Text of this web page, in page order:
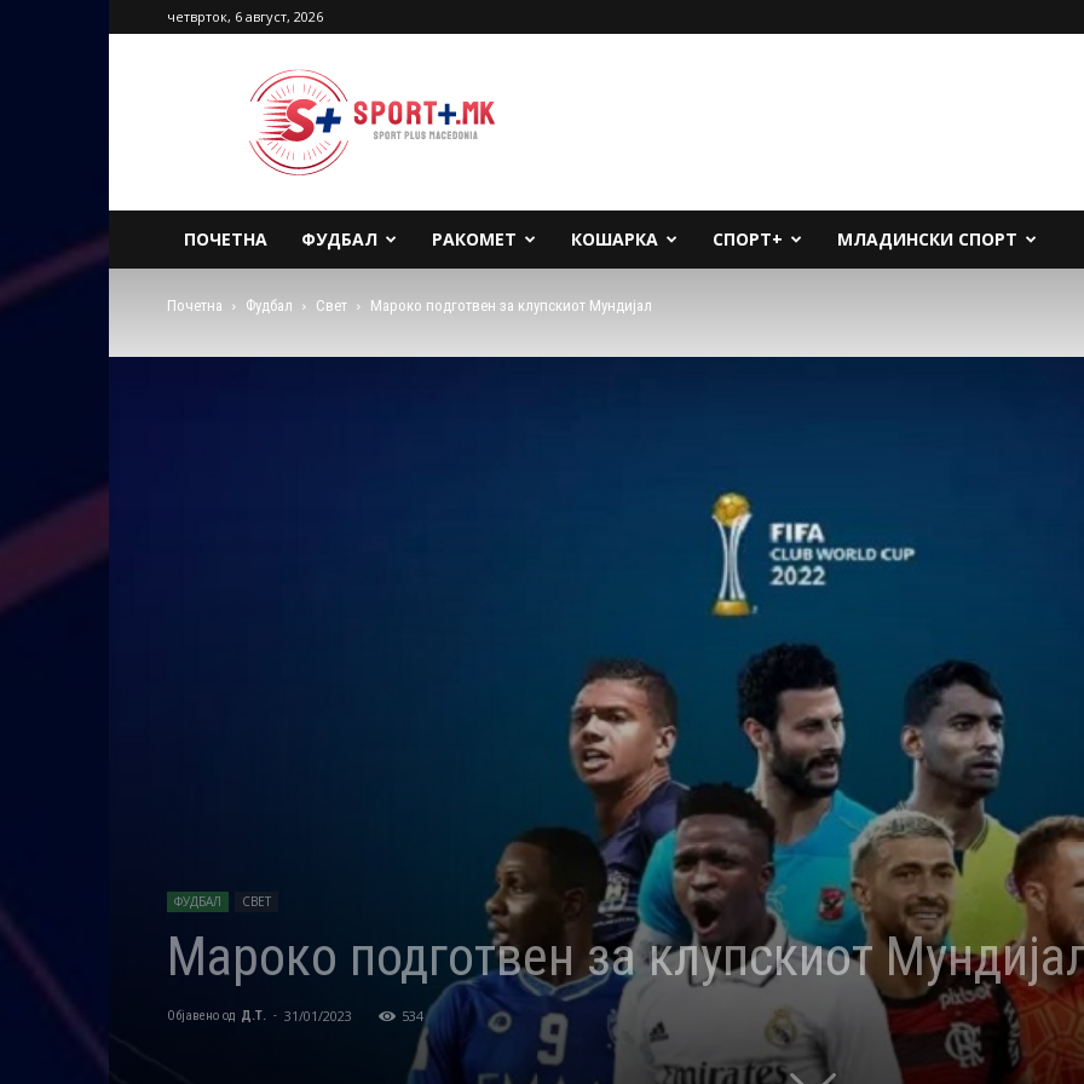
четврток, 6 август, 2026
Sport
Plus
Macedonia
ПОЧЕТНА ФУДБАЛ РАКОМЕТ КОШАРКА СПОРТ+ МЛАДИНСКИ СПОРТ
Почетна Фудбал Свет Мароко подготвен за клупскиот Мундијал
ФУДБАЛ СВЕТ
Мароко подготвен за клупскиот
Објавено од Д.Т. - 31/01/2023 534